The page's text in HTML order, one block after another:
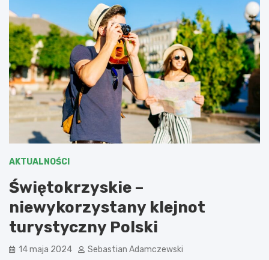
AKTUALNOŚCI
Świętokrzyskie –
niewykorzystany klejnot
turystyczny Polski
14 maja 2024 Sebastian Adamczewski